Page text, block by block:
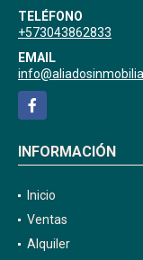
TELÉFONO
+573043862833
EMAIL
Facebook
INFORMACIÓN
Inicio
Ventas
Alquiler